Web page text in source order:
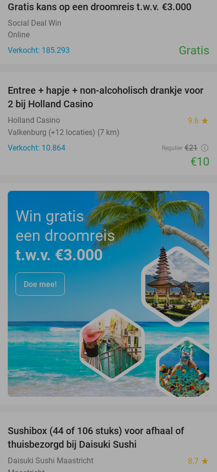
Gratis kans op een droomreis t.w.v. €3.000
Social Deal Win
Online
Verkocht: 185.293
Gratis
52%
Entree + hapje + non-alcoholisch drankje voor
2 bij Holland Casino
Holland Casino 9.6 star
Valkenburg (+12 locaties) (7 km)
Verkocht: 10.864
Regulier €21
€10
Win gratis
een droomreis
t.w.v. €3.000
Doe mee!
Sushibox (44 of 106 stuks) voor afhaal of
thuisbezorgd bij Daisuki Sushi
Daisuki Sushi Maastricht 8.7 star